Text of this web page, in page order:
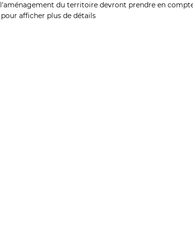
du territoire devront prendre en
afficher plus de détails